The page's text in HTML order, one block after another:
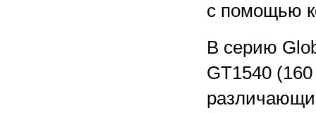
с помощью
В серию
GT1540